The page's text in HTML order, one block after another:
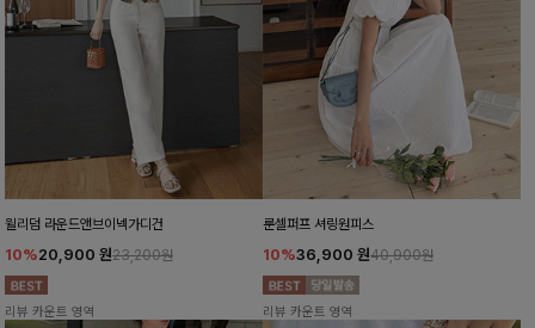
윌리덤 라운드앤브이넥가디건
10%20,900 원23,200원
리뷰 카운트 영역
룬셀퍼프 셔링원피스
10%36,900 원40,900원
리뷰 카운트 영역